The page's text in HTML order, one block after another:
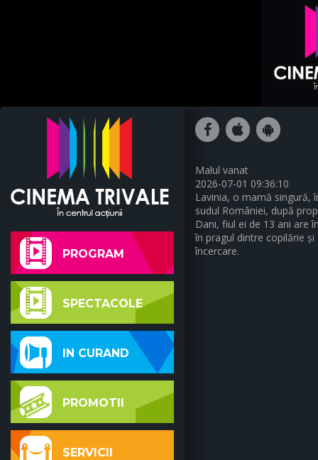
PROGRAM
SPECTACOLE
IN CURAND
PROMOTII
SERVICII
Malul vanat
2026-07-01 09:36:10
Lavinia, o mamă singură,
sudul României, după
Dani, fiul ei de 13 ani are
în pragul dintre copilărie
încercare.